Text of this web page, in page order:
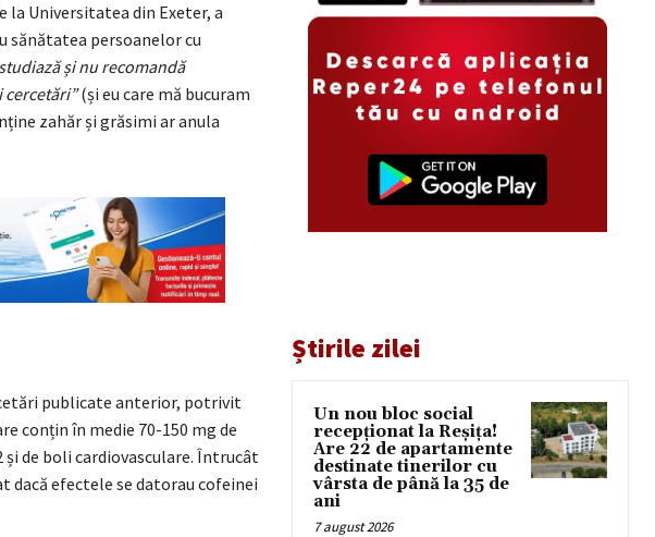
la Universitatea din Exeter, a
sănătatea persoanelor cu
și nu recomandă
cercetări”(și eu care mă bucuram
zahăr și grăsimi ar anula
publicate anterior, potrivit
conțin în medie 70-150 mg de
de boli cardiovasculare. Întrucât
dacă efectele se datorau cofeinei
Știrile zilei
Un nou bloc social
recepționat la Reșița!
Are 22 de apartamente
destinate tinerilor cu
vârsta de până la 35 de
ani
7 august 2026